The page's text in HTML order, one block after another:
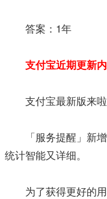
答案：1年
支付宝近期更新
支付宝最新版来啦!
「服务提醒」新增
统计智能又详细。
为了获得更好的用